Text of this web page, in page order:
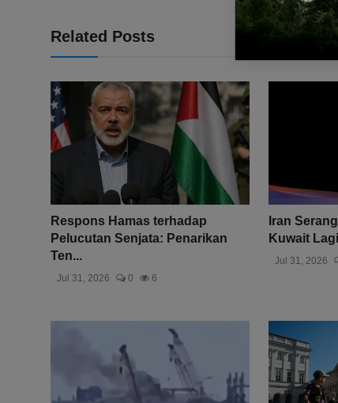
Related Posts
Respons Hamas terhadap
Pelucutan Senjata: Penarikan
Ten...
Jul 31, 2026 0 6
Iran
Kuwait
Jul 31, 2026